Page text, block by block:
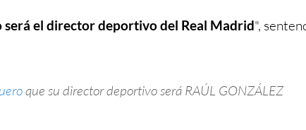
será el director deportivo del Real Madrid",
que su director deportivo será RAÚL GONZÁLEZ